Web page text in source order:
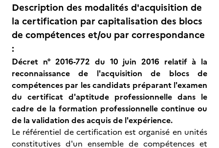
Description des modalités d'acquisition de
la certification par capitalisation des blocs
de compétences et/ou par correspondance
:
Décret n° 2016-772 du 10 juin 2016 relatif à la
reconnaissance de l'acquisition de blocs de
compétences par les candidats préparant l'examen
du certificat d'aptitude professionnelle dans le
cadre de la formation professionnelle continue ou
de la validation des acquis de l'expérience.
Le référentiel de certification est organisé en unités
constitutives d'un ensemble de compétences et